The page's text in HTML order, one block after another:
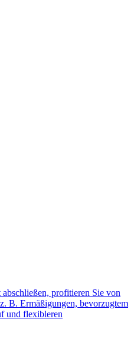
profitieren Sie von
B. Ermäßigungen, bevorzugtem
und flexibleren